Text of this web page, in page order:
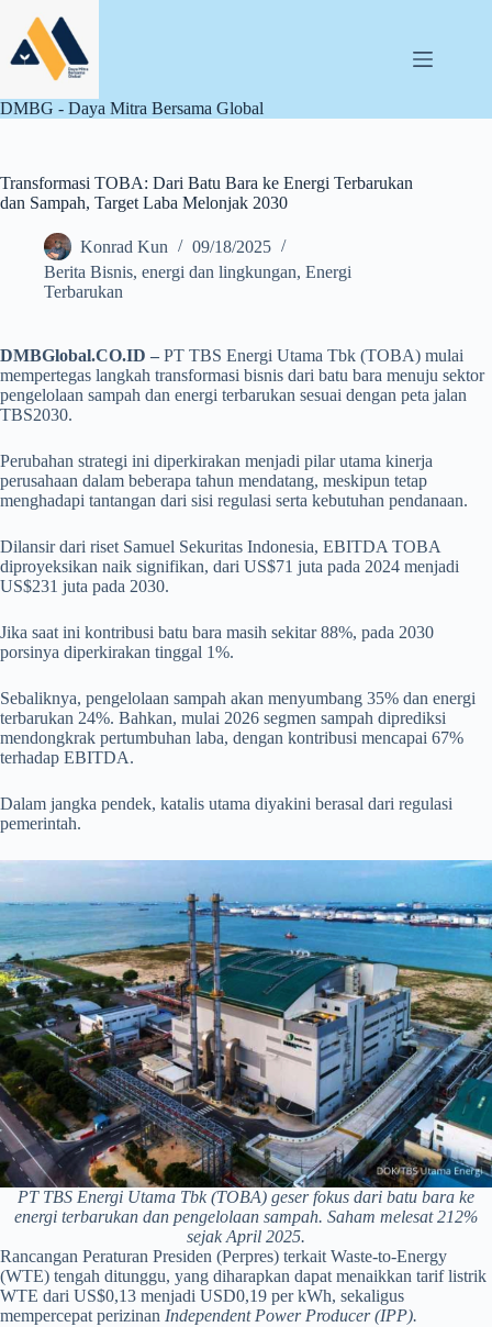
content
DMBG - Daya Mitra Bersama Global
Transformasi TOBA: Dari Batu Bara ke Energi Terbarukan
dan Sampah, Target Laba Melonjak 2030
Konrad Kun
09/18/2025
Berita Bisnis, energi dan lingkungan, Energi
Terbarukan
DMBGlobal.CO.ID – PT TBS Energi Utama Tbk (TOBA) mulai
mempertegas langkah transformasi bisnis dari batu bara menuju sektor
pengelolaan sampah dan energi terbarukan sesuai dengan peta jalan
TBS2030.
Perubahan strategi ini diperkirakan menjadi pilar utama kinerja
perusahaan dalam beberapa tahun mendatang, meskipun tetap
menghadapi tantangan dari sisi regulasi serta kebutuhan pendanaan.
Dilansir dari riset Samuel Sekuritas Indonesia, EBITDA TOBA
diproyeksikan naik signifikan, dari US$71 juta pada 2024 menjadi
US$231 juta pada 2030.
Jika saat ini kontribusi batu bara masih sekitar 88%, pada 2030
porsinya diperkirakan tinggal 1%.
Sebaliknya, pengelolaan sampah akan menyumbang 35% dan energi
terbarukan 24%. Bahkan, mulai 2026 segmen sampah diprediksi
mendongkrak pertumbuhan laba, dengan kontribusi mencapai 67%
terhadap EBITDA.
Dalam jangka pendek, katalis utama diyakini berasal dari regulasi
pemerintah.
PT TBS Energi Utama Tbk (TOBA) geser fokus dari batu bara ke
energi terbarukan dan pengelolaan sampah. Saham melesat 212%
sejak April 2025.
Rancangan Peraturan Presiden (Perpres) terkait Waste-to-Energy
(WTE) tengah ditunggu, yang diharapkan dapat menaikkan tarif listrik
WTE dari US$0,13 menjadi USD0,19 per kWh, sekaligus
mempercepat perizinan Independent Power Producer (IPP).